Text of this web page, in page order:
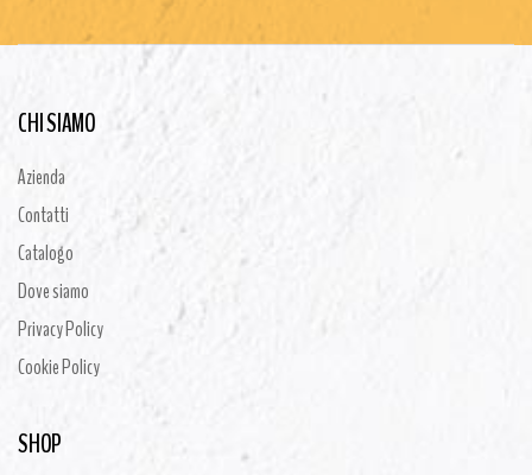
CHI SIAMO
Azienda
Contatti
Catalogo
Dove siamo
Privacy Policy
Cookie Policy
SHOP